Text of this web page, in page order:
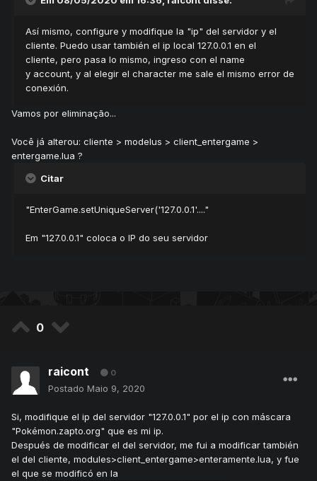
Así mismo, configure y modifique la "ip" del servidor y el
cliente. Puedo usar también el ip local 127.0.0.1 en el
cliente, pero pasa lo mismo, ingreso con el name
y account, y al elegir el character me sale el mismo error de
conexión.
Vamos por eliminação...
Você já alterou: cliente > modelus > client_entergame >
entergame.lua ?
Citar
"EnterGame.setUniqueServer('127.0.0.1'...."
Em "127.0.0.1" coloca o IP do seu servidor
0
raicont 0
Postado Maio 9, 2020
Si, modifique el ip del servidor "127.0.0.1" por el ip con máscara
"Pokémon.zapto.org" que es mi ip.
Después de modificar el del servidor, me fui a modificar también
el del cliente, modules>client_entergame>enteramente.lua, y fue
el que se modificó en la